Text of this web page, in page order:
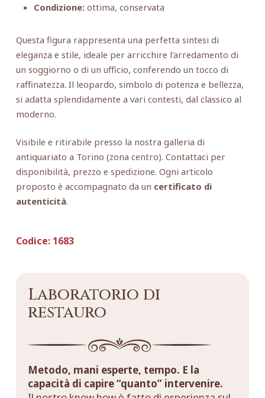
Condizione:ottima, conservata
Questa figura rappresenta una perfetta sintesi di
eleganza e stile, ideale per arricchire l'arredamento di
un soggiorno o di un ufficio, conferendo un tocco di
raffinatezza. Il leopardo, simbolo di potenza e bellezza,
si adatta splendidamente a vari contesti, dal classico al
moderno.
Visibile e ritirabile presso la nostra galleria di
antiquariato a Torino (zona centro). Contattaci per
disponibilità, prezzo e spedizione. Ogni articolo
proposto è accompagnato da un certificato di
autenticità.
Codice:1683
Laboratorio di
restauro
Metodo, mani esperte, tempo. E la
capacità di capire “quanto” intervenire.